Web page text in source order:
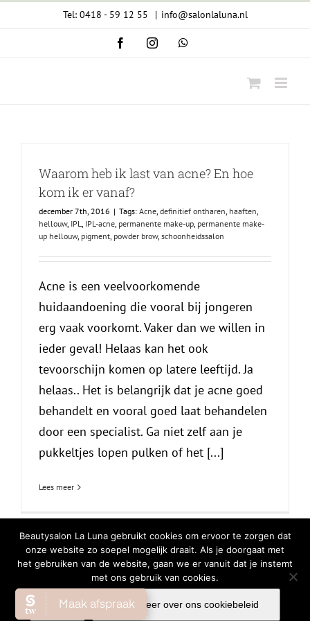
Tel: 0418 - 59 12 55 | info@salonlaluna.nl
FacebookInstagramWhatsApp
Waarom heb ik last van acne? En hoe
kom ik er vanaf?
december 7th, 2016 | Tags: Acne definitief ontharen haaften
hellouw, IPL IPL-acne permanente make-up permanente make-
up hellouw, pigment powder brow, schoonheidssalon
Acne is een veelvoorkomende
huidaandoening die vooral bij jongeren
erg vaak voorkomt. Vaker dan we willen in
ieder geval! Helaas kan het ook
tevoorschijn komen op latere leeftijd. Ja
helaas.. Het is belangrijk dat je acne goed
behandelt en vooral goed laat behandelen
door een specialist. Ga niet zelf aan je
pukkeltjes lopen pulken of het [...]
Lees meer
© Copyright2026 | All Rights Reserved | Privacy Verklaring |Cookiebeleid
Facebook
Instagram
Beautysalon La Luna gebruikt cookies om ervoor te zorgen dat
onze website zo soepel mogelijk draait. Als je doorgaat met
het gebruiken van de website, gaan we er vanuit dat je instemt
met ons gebruik van cookies.
Ok Lees meer over ons cookiebeleid